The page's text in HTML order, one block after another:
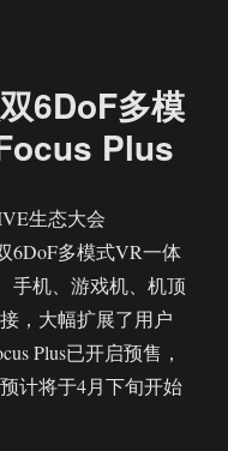
6DoF多模
Plus
生态大会
6DoF多模式VR一体
手机、游戏机、机顶
，大幅扩展了用户
Plus已开启预售，
计将于4月下旬开始